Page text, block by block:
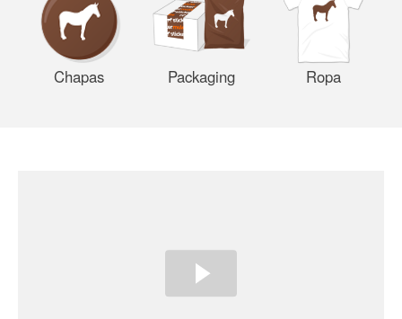
Chapas Packaging Ropa